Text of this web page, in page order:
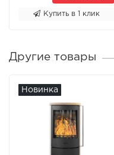
Купить в 1 клик
Другие товары
Новинка